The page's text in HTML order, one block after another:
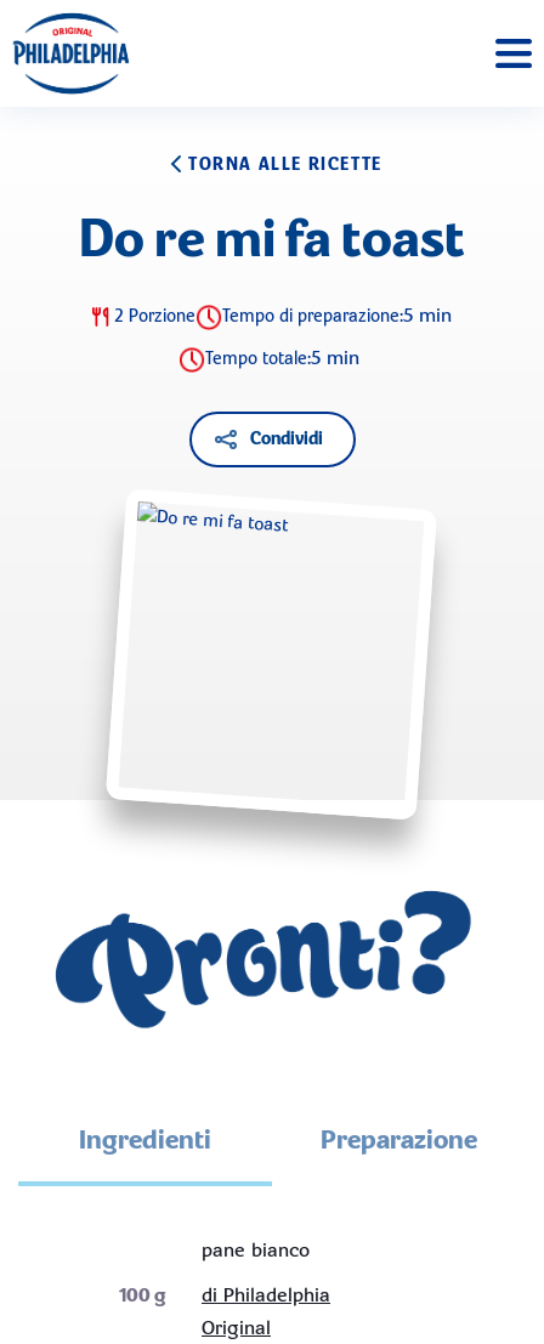
TORNA ALLE RICETTE
Do re mi fa toast
2 Porzione Tempo di preparazione:5 min
Tempo totale:5 min
Condividi
Ingredienti Preparazione
pane bianco
100g
di Philadelphia
Original